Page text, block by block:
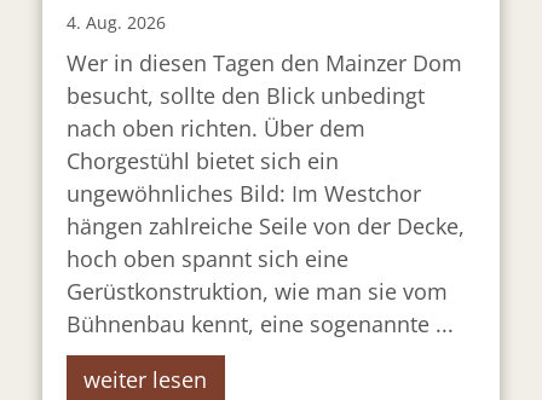
4. Aug. 2026
Wer in diesen Tagen den Mainzer Dom
besucht, sollte den Blick unbedingt
nach oben richten. Über dem
Chorgestühl bietet sich ein
ungewöhnliches Bild: Im Westchor
hängen zahlreiche Seile von der Decke,
hoch oben spannt sich eine
Gerüstkonstruktion, wie man sie vom
Bühnenbau kennt, eine sogenannte ...
weiter lesen